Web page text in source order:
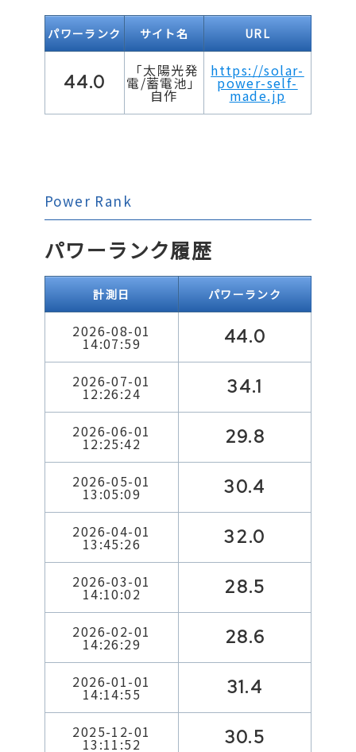
パワーランク サイト名 URL
44.0
「太陽光発
電/蓄電池」
自作
https://solar-
power-self-
made.jp
Power Rank
パワーランク履歴
計測日 パワーランク
2026-08-01
14:07:59 44.0
2026-07-01
12:26:24 34.1
2026-06-01
12:25:42 29.8
2026-05-01
13:05:09 30.4
2026-04-01
13:45:26 32.0
2026-03-01
14:10:02 28.5
2026-02-01
14:26:29 28.6
2026-01-01
14:14:55 31.4
2025-12-01
13:11:52 30.5